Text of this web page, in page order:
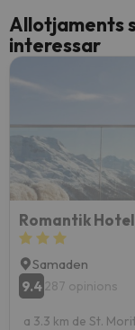
Allotjaments
interessar
Romantik
Samaden
9.4287 opinions
a 3.3 km de St.